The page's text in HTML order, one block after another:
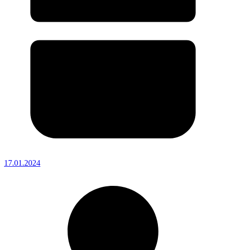
17.01.2024